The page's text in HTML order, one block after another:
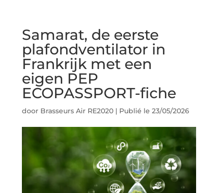
Samarat, de eerste
plafondventilator in
Frankrijk met een
eigen PEP
ECOPASSPORT-fiche
door Brasseurs Air RE2020| Publié le 23/05/2026